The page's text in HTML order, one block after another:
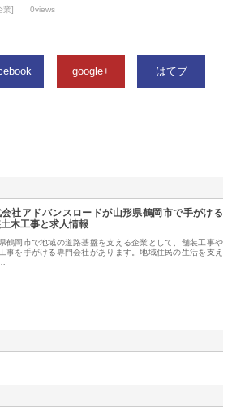
業] 0views
google+ はてブ
社アドバンスロードが山形県鶴岡市で手がける
木工事と求人情報
鶴岡市で地域の道路基盤を支える企業として、舗装工事や
事を手がける専門会社があります。地域住民の生活を支え